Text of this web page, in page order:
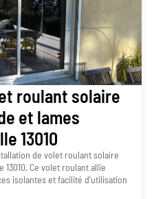
roulant solaire
et lames
13010
de volet roulant solaire
Ce volet roulant allie
isolantes et facilité d’utilisation